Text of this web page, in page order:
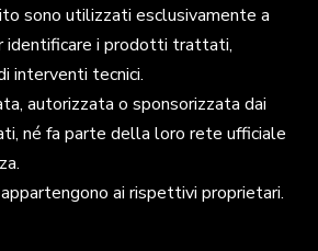
sono utilizzati esclusivamente a
identificare i prodotti trattati,
interventi tecnici.
autorizzata o sponsorizzata dai
né fa parte della loro rete ufficiale
ai rispettivi proprietari.